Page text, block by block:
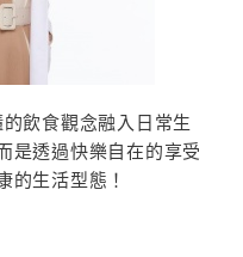
飲食觀念融入日常生
是透過快樂自在的享受
的生活型態！